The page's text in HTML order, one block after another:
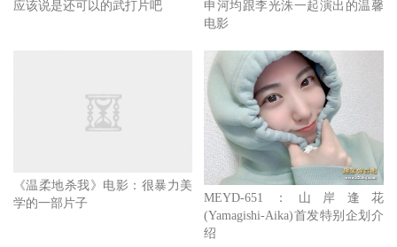
应该说是还可以的武打片吧
申河均跟李光洙一起演出的温馨
电影
《温柔地杀我》电影：很暴力美
学的一部片子
MEYD-651：山岸逢花
(Yamagishi-Aika)首发特别企划介
绍